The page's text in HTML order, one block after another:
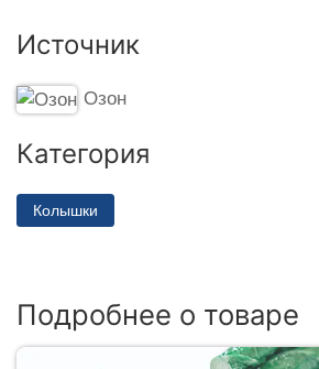
Источник
Озон
Категория
Колышки
Подробнее о товаре